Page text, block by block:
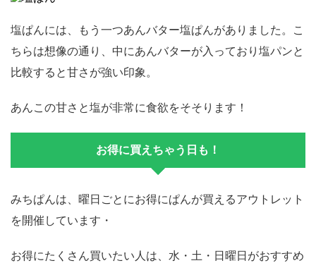
塩ぱんには、もう一つあんバター塩ぱんがありました。こ
ちらは想像の通り、中にあんバターが入っており塩パンと
比較すると甘さが強い印象。
あんこの甘さと塩が非常に食欲をそそります！
お得に買えちゃう日も！
みちぱんは、曜日ごとにお得にぱんが買えるアウトレット
を開催しています・
お得にたくさん買いたい人は、水・土・日曜日がおすすめ